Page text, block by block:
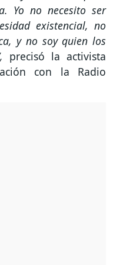
Yo no necesito ser
existencial, no
y no soy quien los
precisó la activista
con la Radio